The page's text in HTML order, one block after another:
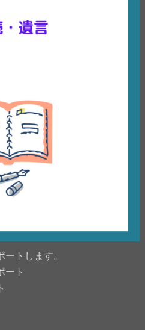
トします。
ート